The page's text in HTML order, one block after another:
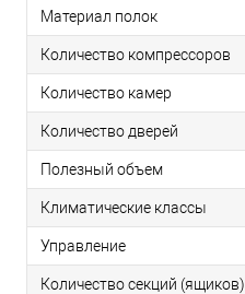
Материал полок
Количество компрессоров
Количество камер
Количество дверей
Полезный объем
Климатические классы
Управление
Количество секций (ящиков)